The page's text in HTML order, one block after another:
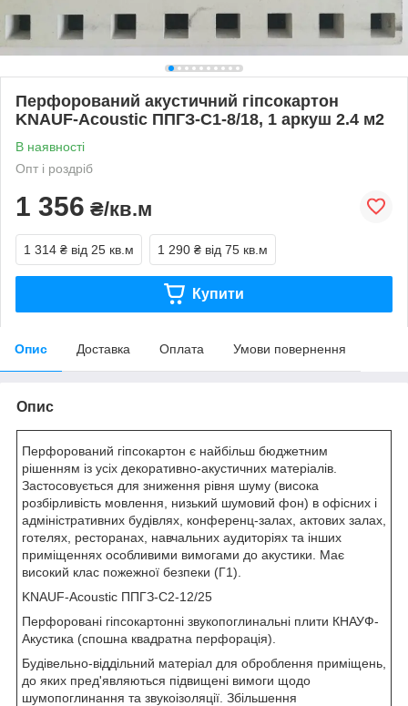
Перфорований акустичний гіпсокартон
KNAUF-Acoustic ППГЗ-С1-8/18, 1 аркуш 2.4 м2
В наявності
Опт і роздріб
1 356 ₴/кв.м
1 314 ₴ від 25 кв.м 1 290 ₴ від 75 кв.м
Купити
Опис Доставка Оплата Умови повернення
Опис
Перфорований гіпсокартон є найбільш бюджетним
рішенням із усіх декоративно-акустичних матеріалів.
Застосовується для зниження рівня шуму (висока
розбірливість мовлення, низький шумовий фон) в офісних і
адміністративних будівлях, конференц-залах, актових залах,
готелях, ресторанах, навчальних аудиторіях та інших
приміщеннях особливими вимогами до акустики. Має
високий клас пожежної безпеки (Г1).
KNAUF-Acoustic ППГЗ-С2-12/25
Перфоровані гіпсокартонні звукопоглинальні плити КНАУФ-
Акустика (спошна квадратна перфорація).
Будівельно-віддільний матеріал для оброблення приміщень,
до яких пред'являються підвищені вимоги щодо
шумопоглинання та звукоізоляції. Збільшення